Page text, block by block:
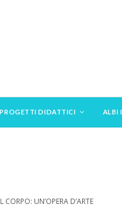
PROGETTI DIDATTICI ALBI
CORPO: UN’OPERA D’ARTE